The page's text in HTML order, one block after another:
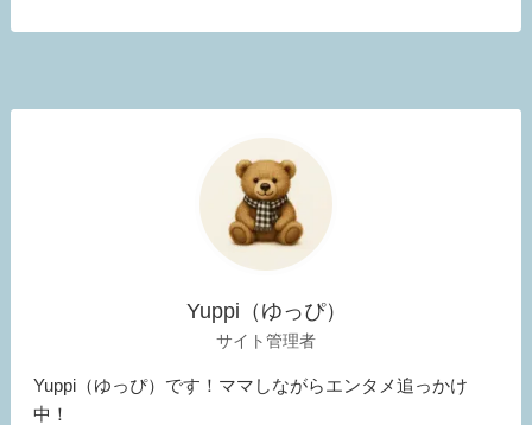
Yuppi（ゆっぴ）
サイト管理者
Yuppi（ゆっぴ）です！ママしながらエンタメ追っかけ
中！